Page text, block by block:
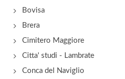
Bovisa
Brera
Cimitero Maggiore
Citta' studi - Lambrate
Conca del Naviglio